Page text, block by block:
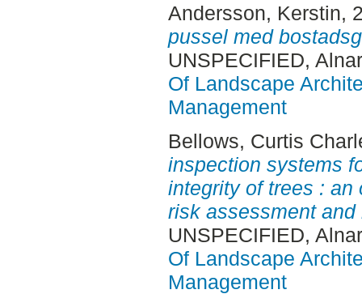
Andersson, Kerstin,
pussel med
UNSPECIFIED,
Of Landscape
Management
Bellows, Curtis
inspection systems
integrity of trees : an
risk assessment
UNSPECIFIED,
Of Landscape
Management